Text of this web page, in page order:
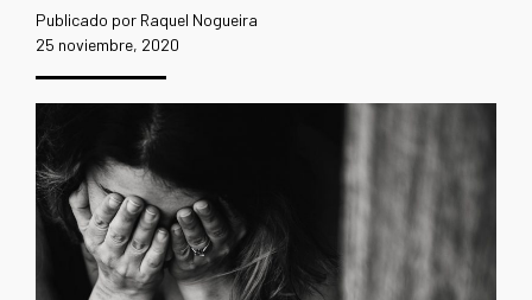
Publicado por Raquel Nogueira
25 noviembre, 2020